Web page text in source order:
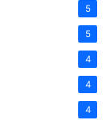
5
5
4
4
4